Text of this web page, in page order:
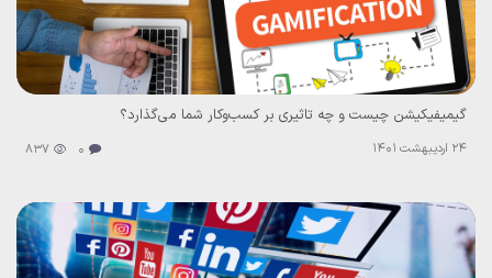
گیمیفیکیشن چیست و چه تاثیری بر کسب‌و‌کار شما می‌گذارد؟
24 اردیبهشت 1401 0
837